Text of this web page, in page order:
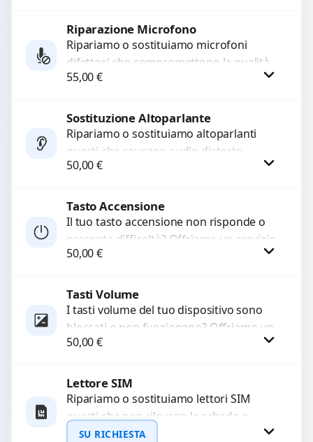
Procedi
Riparazione Microfono
Ripariamo o sostituiamo microfoni
difettosi che compromettono la qualità
audio delle registrazioni o delle
di...
55,00€
Procedi
Sostituzione Altoparlante
Ripariamo o sostituiamo altoparlanti
guasti che causano audio distorto,
basso o assente. Utilizziamo ricambi di
50,00€
Procedi
Tasto Accensione
Il tuo tasto accensione non risponde o
presenta difficoltà? Offriamo un servizio
professionale di riparazione o
50,00€
Tasti Volume
I tasti volume del tuo dispositivo sono
bloccati o non funzionano? Offriamo un
servizio di riparazione o sostituzione
50,00€
Lettore SIM
Ripariamo o sostituiamo lettori SIM
guasti che non rilevano la scheda o
interrompono il segnale. Utilizziamo
SU RICHIESTA